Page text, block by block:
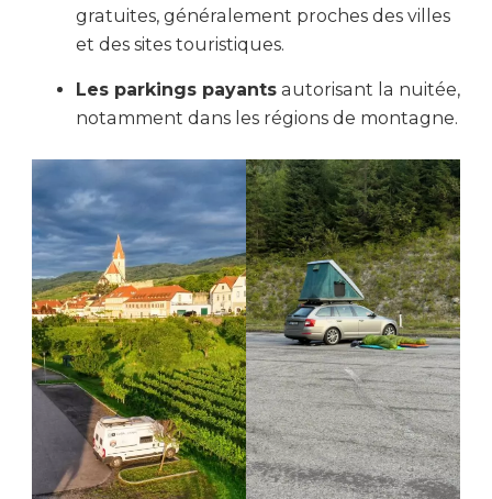
gratuites, généralement proches des villes
et des sites touristiques.
Les parkings payants autorisant la nuitée,
notamment dans les régions de montagne.